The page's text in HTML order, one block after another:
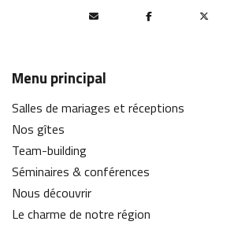
Menu principal
Salles de mariages et réceptions
Nos gîtes
Team-building
Séminaires & conférences
Nous découvrir
Le charme de notre région